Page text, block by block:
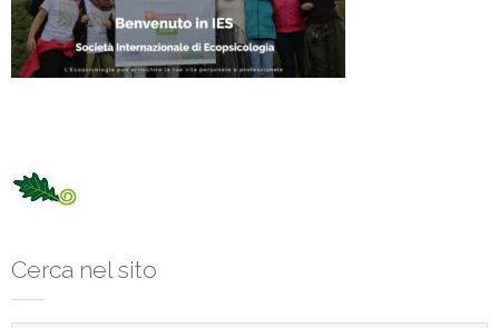
Cerca nel sito